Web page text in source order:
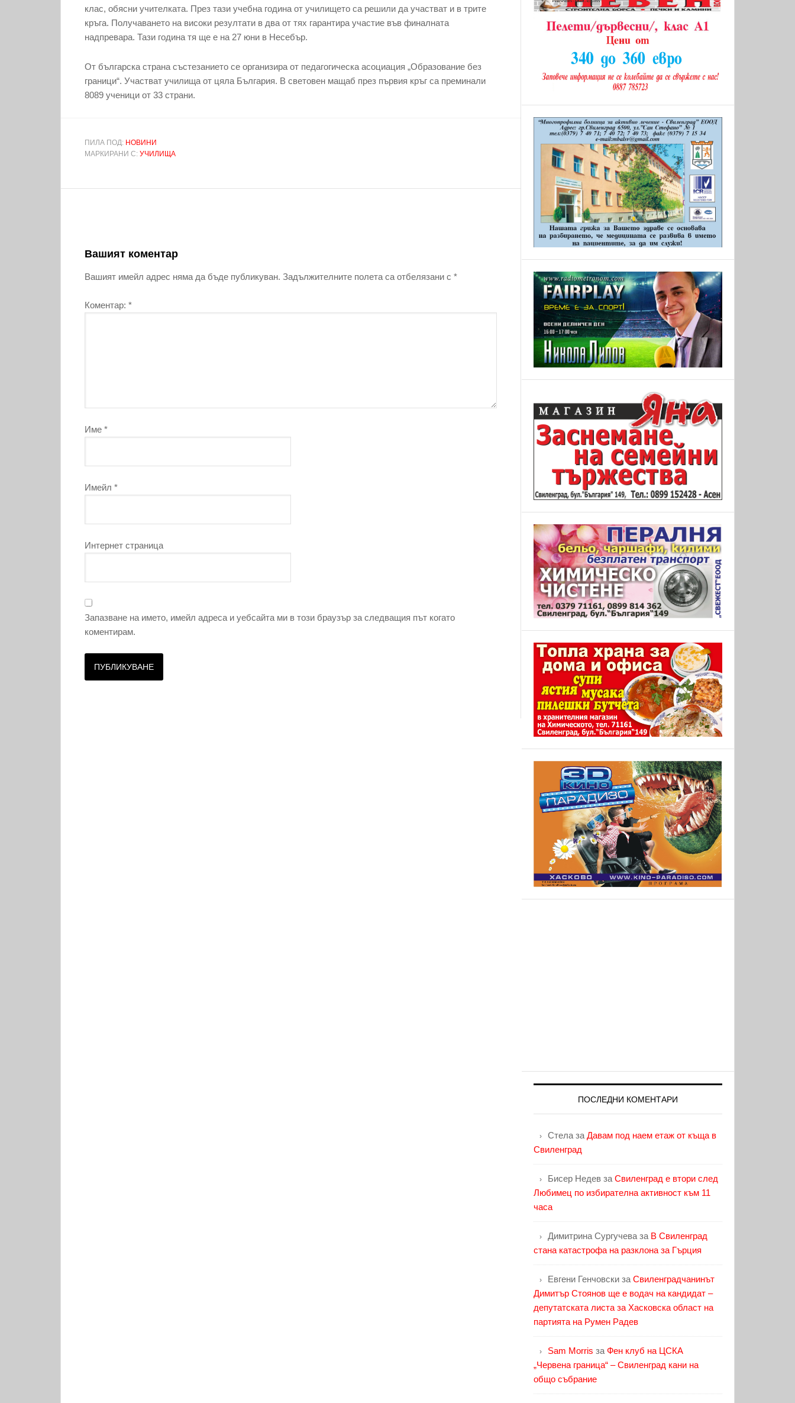
клас, обясни учителката. През тази учебна година от училището са решили да участват и в трите
кръга. Получаването на високи резултати в два от тях гарантира участие във финалната
надпревара. Тази година тя ще е на 27 юни в Несебър.
От българска страна състезанието се организира от педагогическа асоциация „Образование без
граници“. Участват училища от цяла България. В световен мащаб през първия кръг са преминали
8089 ученици от 33 страни.
ПИЛА ПОД: НОВИНИ
МАРКИРАНИ С: УЧИЛИЩА
Вашият коментар
Вашият имейл адрес няма да бъде публикуван. Задължителните полета са отбелязани с *
Коментар: *
Име *
Имейл *
Интернет страница
Запазване на името, имейл адреса и уебсайта ми в този браузър за следващия път когато
коментирам.
ПОСЛЕДНИ КОМЕНТАРИ
Стела за Давам под наем етаж от къща в
Свиленград
Бисер Недев за Свиленград е втори след
Любимец по избирателна активност към 11
часа
Димитрина Сургучева за В Свиленград
стана катастрофа на разклона за Гърция
Евгени Генчовски за Свиленградчанинът
Димитър Стоянов ще е водач на кандидат –
депутатската листа за Хасковска област на
партията на Румен Радев
Sam Morris за Фен клуб на ЦСКА
„Червена граница“ – Свиленград кани на
общо събрание